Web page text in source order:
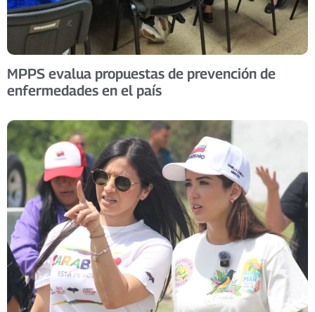
MPPS evalua propuestas de prevención de
enfermedades en el país